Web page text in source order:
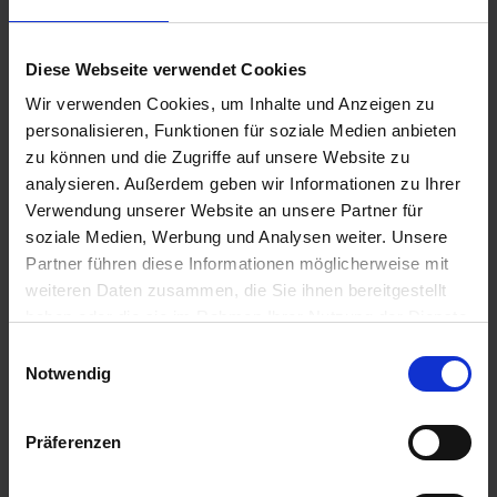
Diese Webseite verwendet Cookies
Wir verwenden Cookies, um Inhalte und Anzeigen zu
personalisieren, Funktionen für soziale Medien anbieten
zu können und die Zugriffe auf unsere Website zu
analysieren. Außerdem geben wir Informationen zu Ihrer
Verwendung unserer Website an unsere Partner für
soziale Medien, Werbung und Analysen weiter. Unsere
Partner führen diese Informationen möglicherweise mit
weiteren Daten zusammen, die Sie ihnen bereitgestellt
Notwendig
Präferenzen
detaillierte Informationen zu offenen
Positionen, Anforderungen und Benefits.
8️⃣ Interaktive Elemente: Integriere Tools wie
einen Gehaltsrechner oder einen Kulturfit-Test,
um das Engagement zu erhöhen.
9️⃣ Social Proof: Zeige Auszeichnungen,
Glaubwürdigkeit stärken.
verschiedene Wege an, wie Interessierte mit dir